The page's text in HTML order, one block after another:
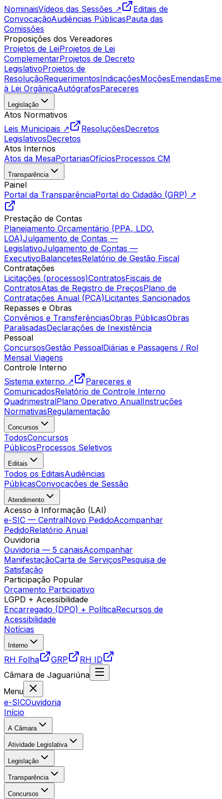
NominaisVídeos das Sessões ↗
Editais de
ConvocaçãoAudiências PúblicasPauta das
Comissões
Proposições dos Vereadores
Projetos de LeiProjetos de Lei
ComplementarProjetos de Decreto
LegislativoProjetos de
ResoluçãoRequerimentosIndicaçõesMoçõesEmendas
à Lei OrgânicaAutógrafosPareceres
Legislação
Atos Normativos
Leis Municipais ↗
ResoluçõesDecretos
LegislativosDecretos
Atos Internos
Atos da MesaPortariasOfíciosProcessos CM
Transparência
Painel
Portal da TransparênciaPortal do Cidadão (GRP) ↗
Prestação de Contas
Planejamento Orçamentário (PPA, LDO,
LOA)Julgamento de Contas —
LegislativoJulgamento de Contas —
ExecutivoBalancetesRelatório de Gestão Fiscal
Contratações
Licitações (processos)ContratosFiscais de
ContratosAtas de Registro de PreçosPlano de
Contratações Anual (PCA)Licitantes Sancionados
Repasses e Obras
Convênios e TransferênciasObras PúblicasObras
ParalisadasDeclarações de Inexistência
Pessoal
ConcursosGestão PessoalDiárias e Passagens / Rol
Mensal Viagens
Controle Interno
Sistema externo ↗
Pareceres e
ComunicadosRelatório de Controle Interno
QuadrimestralPlano Operativo AnualInstruções
NormativasRegulamentação
Concursos
TodosConcursos
PúblicosProcessos Seletivos
Editais
Todos os EditaisAudiências
PúblicasConvocações de Sessão
Atendimento
Acesso à Informação (LAI)
e-SIC — CentralNovo PedidoAcompanhar
PedidoRelatório Anual
Ouvidoria
Ouvidoria — 5 canaisAcompanhar
ManifestaçãoCarta de ServiçosPesquisa de
Satisfação
Participação Popular
Orçamento Participativo
LGPD + Acessibilidade
Encarregado (DPO) + PolíticaRecursos de
Acessibilidade
Notícias
Interno
RH Folha GRP
RH ID
Câmara de Jaguariúna
Menu
e-SICOuvidoria
Início
A Câmara
Atividade Legislativa
Legislação
Transparência
Concursos